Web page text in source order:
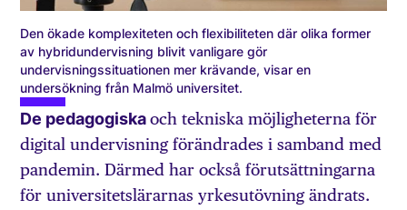
Den ökade komplexiteten och flexibiliteten där olika former
av hybridundervisning blivit vanligare gör
undervisningssituationen mer krävande, visar en
undersökning från Malmö universitet.
De pedagogiskaoch tekniska möjligheterna för
digital undervisning förändrades i samband med
pandemin. Därmed har också förutsättningarna
för universitetslärarnas yrkesutövning ändrats.